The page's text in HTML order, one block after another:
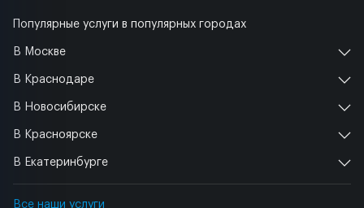
Популярные услуги в популярных городах
В Москве
В Краснодаре
В Новосибирске
В Красноярске
В Екатеринбурге
Все наши услуги